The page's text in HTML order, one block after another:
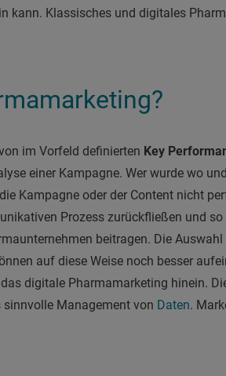
kann. Klassisches und digitales
im Vorfeld definierten Key
einer Kampagne. Wer wurde wo
Kampagne oder der Content nicht
Prozess zurückfließen und so
beitragen. Die Auswahl
auf diese Weise noch besser
digitale Pharmamarketing hinein.
Management von Daten.